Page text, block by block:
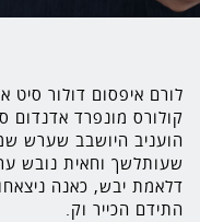
לורם איפסום דולור סיט
קולורס מונפרד אדנדום
הועניב היושבב שערש
שעותלשך וחאית נובש
דלאמת יבש, כאנה
התידם הכייר וק.